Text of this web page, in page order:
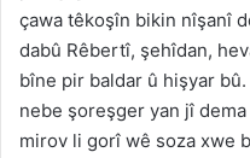
çawa têkoşîn bikin nîşanî
dabû Rêbertî, şehîdan,
bîne pir baldar û hişyar
nebe şoreşger yan jî
mirov li gorî wê soza xwe